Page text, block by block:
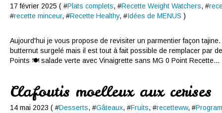
17 février 2025 ( #Plats complets, #Recette Weight Watchers, #
#recette minceur, #Recette Healthy, #Idées de MENUS )
Aujourd'hui je vous propose de revisiter un parmentier façon
butternut surgelé mais il est tout à fait possible de remplacer par
Points 🍽 salade verte avec Vinaigrette sans MG 0 Point Recette...
Clafoutis moelleux aux cerises
14 mai 2023 ( #Desserts, #Gâteaux, #Fruits, #recetteww, #